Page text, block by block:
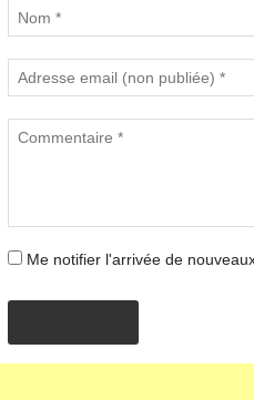
Me notifier l'arrivée de